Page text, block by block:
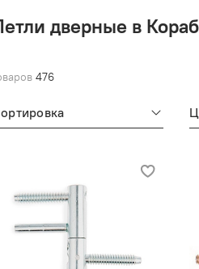
дверные в
476
Сортировка